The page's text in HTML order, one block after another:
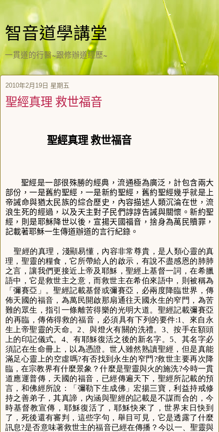
智音道學講堂
一貫道的行醫~跟修辦道經歷~
2010年2月19日 星期五
聖經真理 救世福音
聖經真理 救世福音
聖經是一部很殊勝的經典，流通極為廣泛，計包含兩大
部份，一是舊約聖經，一是新約聖經，舊約聖經幾乎就是上
帝誡命與猶太民族的綜合歷史，內容描述人類沉淪在世，流
浪生死的經過，以及天主對子民們諄諄告誡與關懷。新約聖
經，則是耶穌降世以後，宣揚天國福音，捨身為萬民贖罪，
記載著耶穌一生傳道辦道的言行紀錄。
聖經的真理，淺顯易懂，內容非常尊貴，是人類心靈的真
理，聖靈的糧食，它所帶給人的啟示，有說不盡感恩的肺肺
之言，讓我們更接近上帝及耶穌，聖經上基督一詞，在希臘
語中，它是救世主之意，而救世主在希伯來語中，則被稱為
「彌賽亞」。聖經記載基督或彌賽亞，必兩度降臨世界，傳
佈天國的福音，為萬民開啟那扇通往天國永生的窄門，為苦
難的眾生，指引一條離苦得樂的光明大道。聖經記載彌賽亞
的再臨，傳佈得救的福音，必須具有下列的要件:1、來自永
生上帝聖靈的天命。2、與燈火有關的洗禮。3、按手在額頭
上的印記儀式。4、有耶穌復活之後的新名字。5、其名字必
須記在生命冊上，以為憑證。世人雖然熟讀聖經，但是真能
滿足心靈上的空虛嗎?有否找到永生的窄門?救世主要再次降
臨，在宗教界有什麼景象？什麼是聖靈與火的施洗?今時一貫
道應運普傳，天國的福音，已經傳遍天下，聖經所記載的預
言，和佛經所說：「彌勒下生成佛」宏揚三寶，利益持戒修
持之善弟子，其真諦，內涵與聖經的記載是不謀而合的，今
時基督教宣傳，耶穌復活了，耶穌快來了，世界末日快到
了，死後還有審判，這些字句，舉目可見，它是透露了什麼
訊息?是否意味著救世主的福音已經在傳播？今以一、聖靈與